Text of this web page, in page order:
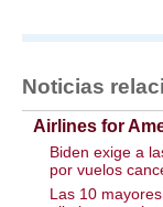
Noticias
Airlines for
Biden exige a
por vuelos
Las 10